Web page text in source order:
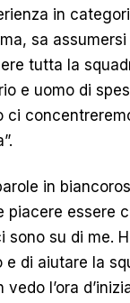
in
sa
tutta la
e uomo di
ci
in
piacere essere
sono su di me.
e di aiutare la
vedo l’ora